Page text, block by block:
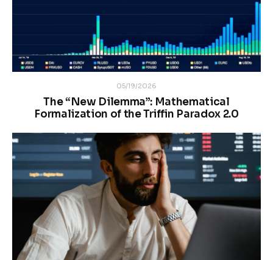
05/19/2026
The “New Dilemma”: Mathematical
Formalization of the Triffin Paradox 2.0